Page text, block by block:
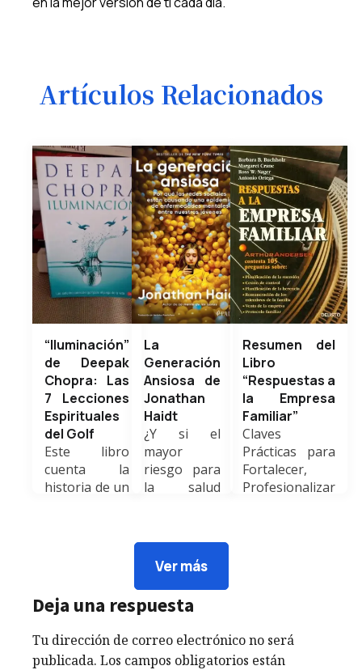
Artículos Relacionados
“Iluminación”
de Deepak
Chopra: Las
7 Lecciones
Espirituales
del Golf
Este libro
cuenta la
historia de un
maestro de
golf. A...
Quezada
La
Generación
Ansiosa de
Jonathan
Haidt
¿Y si el
mayor
riesgo para
la salud
hijos
estuviera en
el celular
que tienen
en la mano…
nuestro? El
resumen del
Resumen del
Libro
“Respuestas a
la Empresa
Familiar”
Claves
Prácticas para
Fortalecer,
Profesionalizar
Margaret...
Weldyn
Ver más
Deja una respuesta
Tu dirección de correo electrónico no será
publicada. Los campos obligatorios están